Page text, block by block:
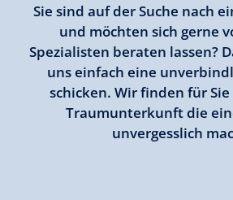
Sie sind auf der Suche nach
und möchten sich gerne
Spezialisten beraten lassen?
uns einfach eine
schicken. Wir finden für
Traumunterkunft die
unvergesslich